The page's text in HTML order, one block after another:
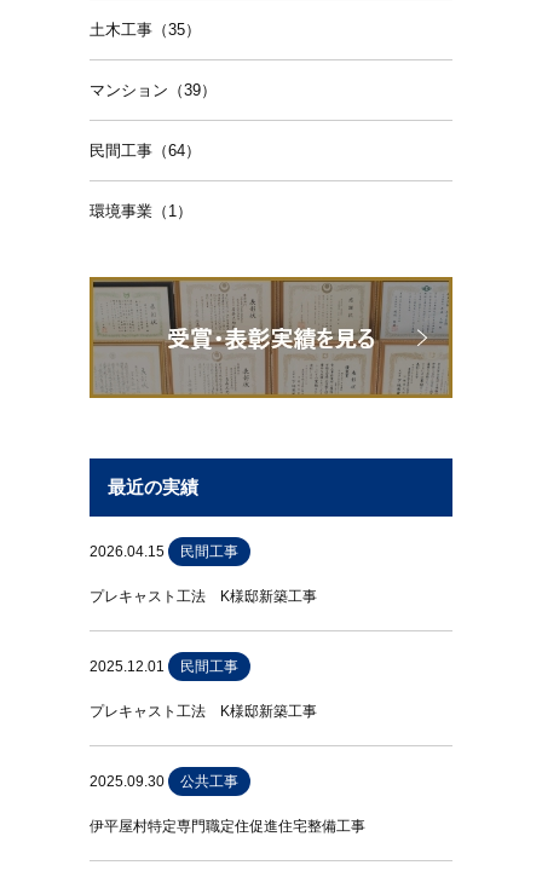
土木工事（35）
マンション（39）
民間工事（64）
環境事業（1）
最近の実績
2026.04.15 民間工事
プレキャスト工法 K様邸新築工事
2025.12.01 民間工事
プレキャスト工法 K様邸新築工事
2025.09.30 公共工事
伊平屋村特定専門職定住促進住宅整備工事